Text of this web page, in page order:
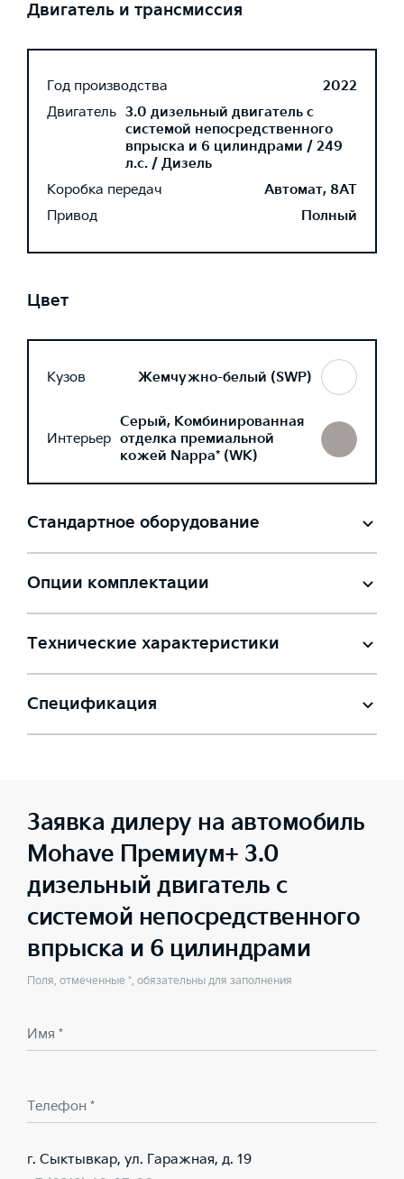
Двигатель и трансмиссия
Год производства
2022
Двигатель 3.0 дизельный двигатель с
системой непосредственного
впрыска и 6 цилиндрами / 249
л.с. / Дизель
Коробка передач
Автомат, 8AT
Привод
Полный
Цвет
Кузов Жемчужно-белый (SWP)
Интерьер
Серый, Комбинированная
отделка премиальной
кожей Nappa* (WK)
Стандартное оборудование
Опции комплектации
Технические характеристики
Спецификация
Заявка дилеру на автомобиль
Mohave Премиум+ 3.0
дизельный двигатель с
системой непосредственного
впрыска и 6 цилиндрами
Поля, отмеченные *, обязательны для заполнения
Имя *
Телефон *
г. Сыктывкар, ул. Гаражная, д. 19